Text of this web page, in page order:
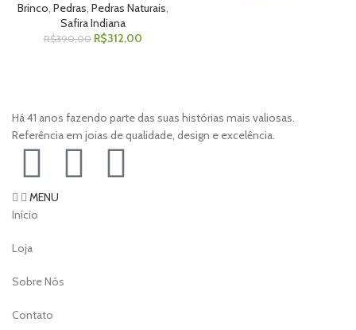
Brinco, Pedras, Pedras Naturais,
Safira Indiana
R$390,00 R$312,00
Há 41 anos fazendo parte das suas histórias mais valiosas.
Referência em joias de qualidade, design e excelência.
MENU
Início
Loja
Sobre Nós
Contato